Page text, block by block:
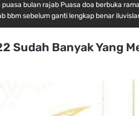
puasa bulan rajab Puasa doa berbuka
bbm sebelum ganti lengkap benar
Sudah Banyak Yang